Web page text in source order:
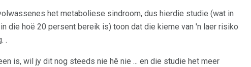
het metaboliese sindroom, dus hierdie studie (wat in
die hoë 20 persent bereik is) toon dat die kieme van 'n laer risiko
.
is, wil jy dit nog steeds nie hê nie ... en die studie het meer